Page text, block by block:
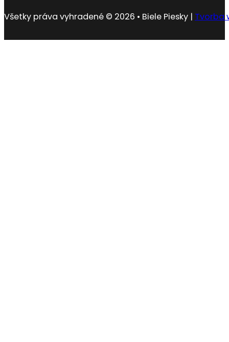
Všetky práva vyhradené © 2026 • Biele Piesky | Tvorba